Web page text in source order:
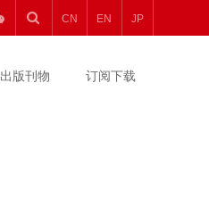
CN EN JP
出版刊物 订阅下载